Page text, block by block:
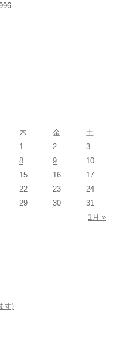
木 金
土
1
2
3
8 9
10
15 16
17
22 23
24
29 30
31
1月 »
す)